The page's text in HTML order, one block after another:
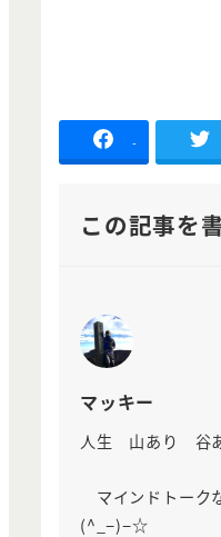
-
この記事を
マッキー
人生 山あり 谷
マインドトーク
(^_−)−☆